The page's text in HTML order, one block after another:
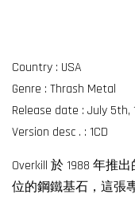
Country : USA
Genre : Thrash Metal
Release date : July 5th,
Version desc . : 1CD
Overkill 於 1988 年推
位的鋼鐵基石，這張